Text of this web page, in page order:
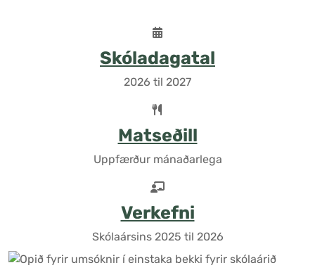
Skóladagatal
2026 til 2027
Matseðill
Uppfærður mánaðarlega
Verkefni
Skólaársins 2025 til 2026